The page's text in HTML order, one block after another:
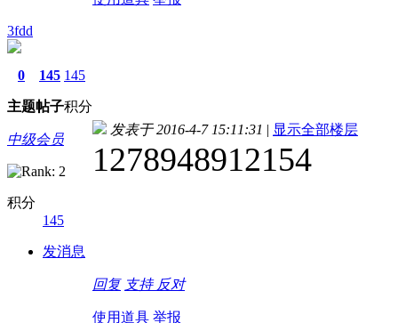
3fdd
0
主题
145
帖子
145
积分
中级会员
积分
145
发消息
发表于 2016-4-7 15:11:31 | 显示全部楼层
1278948912154
回复 支持 反对
使用道具 举报